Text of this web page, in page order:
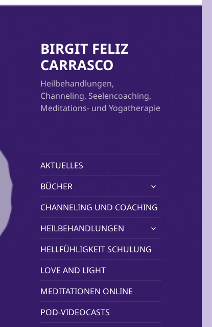
BIRGIT FELIZ
CARRASCO
Heilbehandlungen,
Channeling, Seelencoaching,
Meditations- und Yogatherapie
AKTUELLES
BÜCHER
untermenü
CHANNELING UND COACHING
HEILBEHANDLUNGEN
untermenü
öffnen
HELLFÜHLIGKEIT SCHULUNG
LOVE AND LIGHT
MEDITATIONEN ONLINE
POD-VIDEOCASTS